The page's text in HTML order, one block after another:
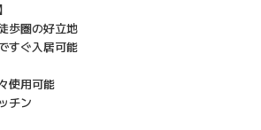
歩圏の好立地
すぐ入居可能
使用可能
チン